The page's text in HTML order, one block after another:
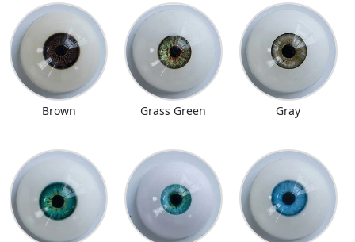
Brown Grass Green Gray